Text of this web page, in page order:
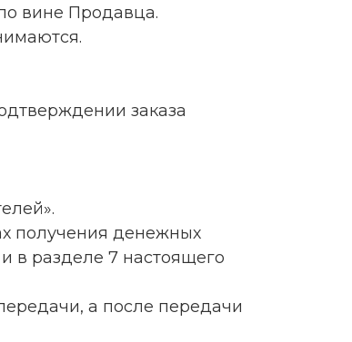
вине Продавца.
заказа
получения денежных
и в разделе 7 настоящего
а после передачи